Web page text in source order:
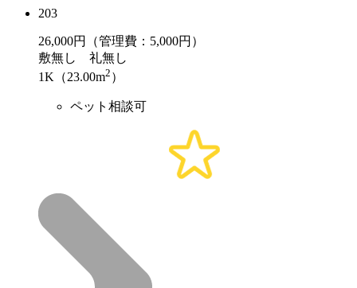
203
26,000円（管理費：5,000円）
敷無し 礼無し
1K（23.00m2 ）
ペット相談可